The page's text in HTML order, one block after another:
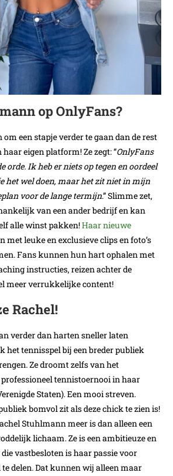
op OnlyFans?
om een stapje verder te gaan dan de rest
eigen platform! Ze zegt: “OnlyFans
orde. Ik heb er niets op tegen en oordeel
het wel doen, maar het zit niet in mijn
voor de lange termijn.” Slimme zet,
van een ander bedrijf en kan
alle winst pakken!Haar nieuwe
met leuke en exclusieve clips en foto’s
Fans kunnen hun hart ophalen met
instructies, reizen achter de
meer verrukkelijke content!
Rachel!
verder dan harten sneller laten
het tennisspel bij een breder publiek
Ze droomt zelfs van het
tennistoernooi in haar
Staten). Een mooi streven.
bomvol zit als deze chick te zien is!
Stuhlmann meer is dan alleen een
lichaam. Ze is een ambitieuze en
vastbesloten is haar passie voor
delen. Dat kunnen wij alleen maar